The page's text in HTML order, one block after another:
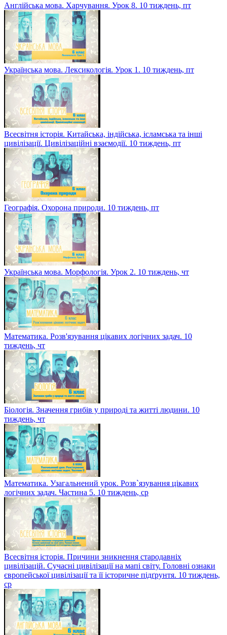
Англійська мова. Харчування. Урок 8. 10 тиждень, пт
Українська мова. Лексикологія. Урок 1. 10 тиждень, пт
Всесвітня історія. Китайська, індійська, ісламська та інші
цивілізації. Цивілізаційні взаємодії. 10 тиждень, пт
Географія. Охорона природи. 10 тиждень, пт
Українська мова. Морфологія. Урок 2. 10 тиждень, чт
Математика. Розв'язування цікавих логічних задач. 10
тиждень, чт
Біологія. Значення грибів у природі та житті людини. 10
тиждень, чт
Математика. Узагальнений урок. Розв`язування цікавих
логічних задач. Частина 5. 10 тиждень, ср
Всесвітня історія. Причини зникнення стародавніх
цивілізацій. Сучасні цивілізації на мапі світу. Головні ознаки
європейської цивілізації та її історичне підґрунтя. 10 тиждень,
ср